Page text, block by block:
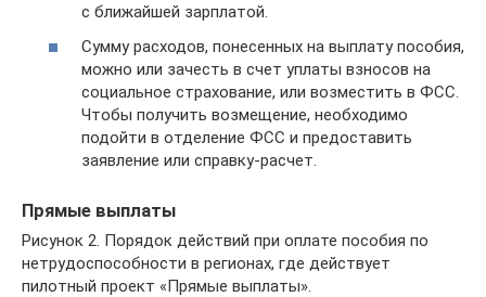
с ближайшей зарплатой.
Сумму расходов, понесенных на выплату пособия,
можно или зачесть в счет уплаты взносов на
социальное страхование, или возместить в ФСС.
Чтобы получить возмещение, необходимо
подойти в отделение ФСС и предоставить
заявление или справку-расчет.
Прямые выплаты
Рисунок 2. Порядок действий при оплате пособия по
нетрудоспособности в регионах, где действует
пилотный проект «Прямые выплаты».